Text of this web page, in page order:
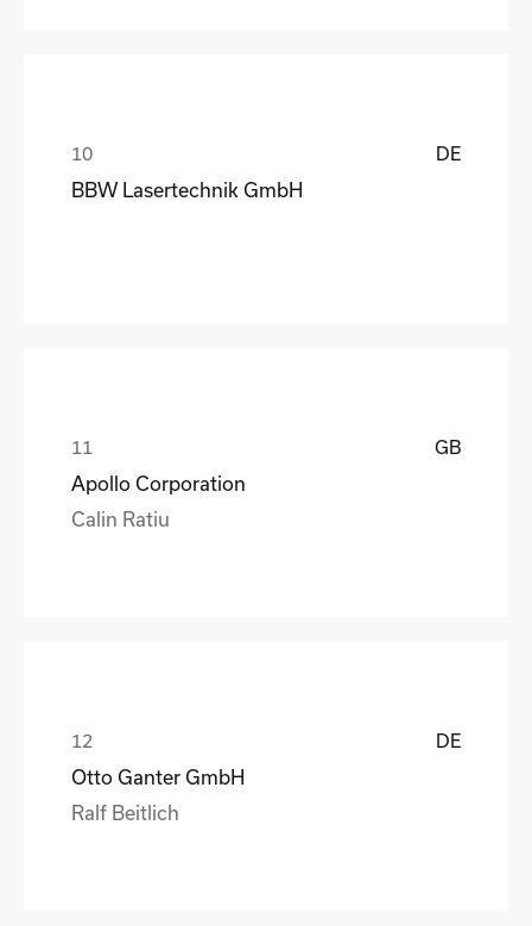
DE
BBW Lasertechnik GmbH
GB
Apollo Corporation
Calin Ratiu
DE
Otto Ganter GmbH
Ralf Beitlich